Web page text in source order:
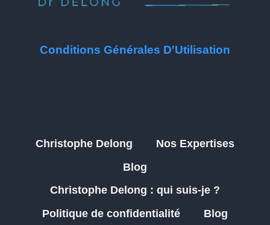
Conditions Générales D'Utilisation
Christophe Delong
Nos Expertises
Blog
Christophe Delong : qui suis-je ?
Politique de confidentialité
Blog